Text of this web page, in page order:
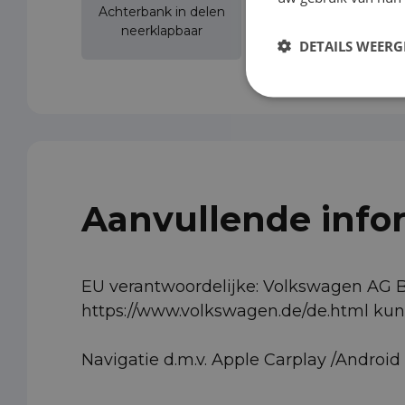
Achterbank in delen
neerklapbaar
Aanvullende
EU verantwoordelijke: Volkswagen AG
https://www.volkswagen.de/de.html
Navigatie d.m.v. Apple Carplay /
DETAILS